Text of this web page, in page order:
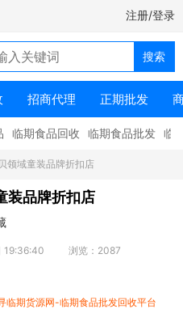
注册/登录
招商代理 正期批发
临期食品回收 临期食品批发 临
领域童装品牌折扣店
装品牌折扣店
19:36:40
浏览：2087
临期货源网-临期食品批发回收平台